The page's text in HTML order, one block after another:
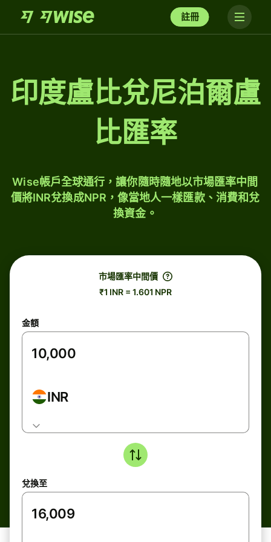
註冊
印度盧比兌尼泊爾盧
比匯率
Wise帳戶全球通行，讓你隨時隨地以市場匯率中間
價將INR兌換成NPR，像當地人一樣匯款、消費和兌
換資金。
市場匯率中間價
₹1 INR = 1.601 NPR
金額
INR
兌換至